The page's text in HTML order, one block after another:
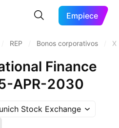
Empiece
REP Bonos corporativos
Finance
APR-2030
Stock Exchange